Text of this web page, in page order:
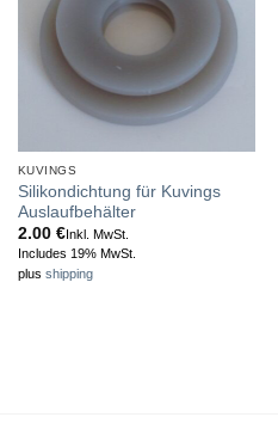
KUVINGS
Silikondichtung für Kuvings
Auslaufbehälter
2.00 €Inkl. MwSt.
Includes 19% MwSt.
plus shipping